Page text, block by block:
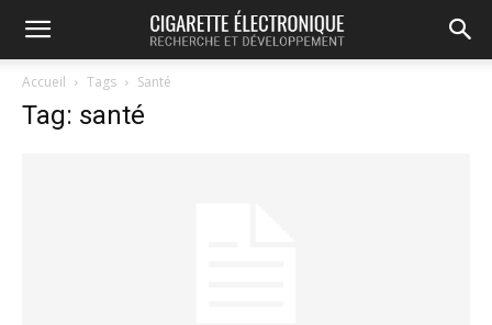
Accueil Tags Santé
Tag: santé